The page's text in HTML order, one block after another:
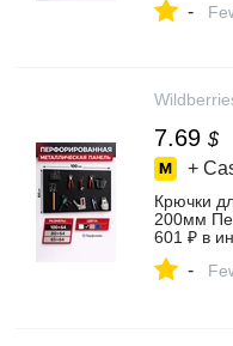
-
7.69 $
+
Крючки
200мм
601 ₽ в
-